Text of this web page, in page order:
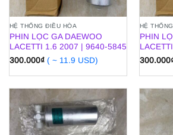
HỆ THỐNG ĐIỀU HÒA
PHIN LỌC GA DAEWOO
LACETTI 1.6 2007 | 9640-5845
300.000₫ ( ~ 11.9 USD)
HỆ
PHIN
300.000